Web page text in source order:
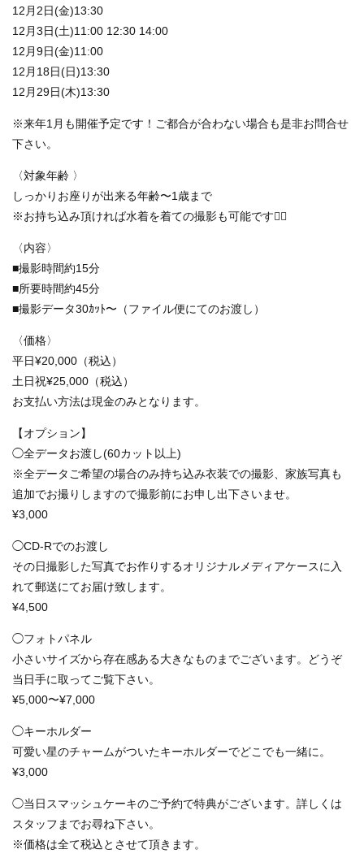
12月2日(金)13:30
12月3日(土)11:00 12:30 14:00
12月9日(金)11:00
12月18日(日)13:30
12月29日(木)13:30
※来年1月も開催予定です！ご都合が合わない場合も是非お問合せ
下さい。
〈対象年齢 〉
しっかりお座りが出来る年齢〜1歳まで
※お持ち込み頂ければ水着を着ての撮影も可能です💁‍♀️
〈内容〉
■撮影時間約15分
■所要時間約45分
■撮影データ30ｶｯﾄ〜（ファイル便にてのお渡し）
〈価格〉
平日¥20,000（税込）
土日祝¥25,000（税込）
お支払い方法は現金のみとなります。
【オプション】
◯全データお渡し(60カット以上)
※全データご希望の場合のみ持ち込み衣装での撮影、家族写真も
追加でお撮りしますので撮影前にお申し出下さいませ。
¥3,000
◯CD-Rでのお渡し
その日撮影した写真でお作りするオリジナルメディアケースに入
れて郵送にてお届け致します。
¥4,500
◯フォトパネル
小さいサイズから存在感ある大きなものまでございます。どうぞ
当日手に取ってご覧下さい。
¥5,000〜¥7,000
◯キーホルダー
可愛い星のチャームがついたキーホルダーでどこでも一緒に。
¥3,000
◯当日スマッシュケーキのご予約で特典がございます。詳しくは
スタッフまでお尋ね下さい。
※価格は全て税込とさせて頂きます。